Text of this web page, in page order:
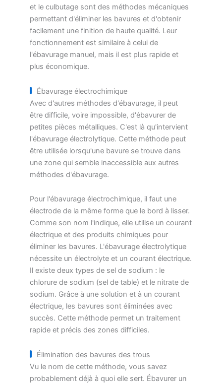
et le culbutage sont des méthodes mécaniques
permettant d'éliminer les bavures et d'obtenir
facilement une finition de haute qualité. Leur
fonctionnement est similaire à celui de
l'ébavurage manuel, mais il est plus rapide et
plus économique.
Ébavurage électrochimique
Avec d'autres méthodes d'ébavurage, il peut
être difficile, voire impossible, d'ébavurer de
petites pièces métalliques. C'est là qu'intervient
l'ébavurage électrolytique. Cette méthode peut
être utilisée lorsqu'une bavure se trouve dans
une zone qui semble inaccessible aux autres
méthodes d'ébavurage.
Pour l'ébavurage électrochimique, il faut une
électrode de la même forme que le bord à lisser.
Comme son nom l'indique, elle utilise un courant
électrique et des produits chimiques pour
éliminer les bavures. L'ébavurage électrolytique
nécessite un électrolyte et un courant électrique.
Il existe deux types de sel de sodium : le
chlorure de sodium (sel de table) et le nitrate de
sodium. Grâce à une solution et à un courant
électrique, les bavures sont éliminées avec
succès. Cette méthode permet un traitement
rapide et précis des zones difficiles.
Élimination des bavures des trous
Vu le nom de cette méthode, vous savez
probablement déjà à quoi elle sert. Ébavurer un